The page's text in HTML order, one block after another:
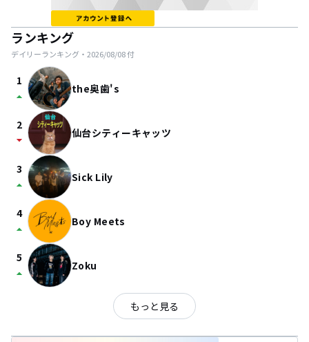
ランキング
デイリーランキング・ 2026/08/08付
1
arrow_drop_up the奥歯's
2
arrow_drop_down 仙台シティーキャッツ
3
arrow_drop_up Sick Lily
4
arrow_drop_up Boy Meets
5
arrow_drop_up Zoku
もっと見る